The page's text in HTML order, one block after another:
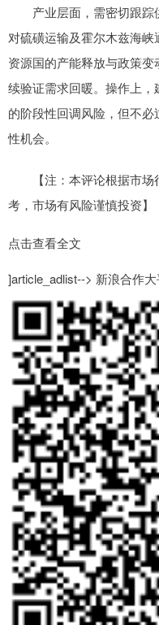
产业层面，需密切跟踪
对硫磺运输及霍尔木兹海
资源国的产能释放与政策
续验证需求回暖。操作上
的阶段性回调风险，但不
性机会。
【注：本评论根据市场
考，市场有风险谨慎投资】
点击查看全文
]article_adlist--> 新浪合作